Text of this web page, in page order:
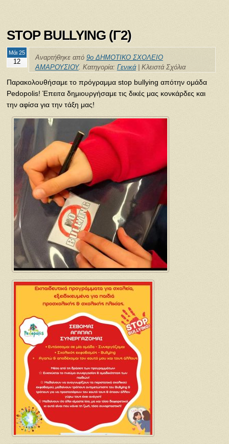
STOP BULLYING (Γ2)
Μάι 25
12
Αναρτήθηκε από 9ο ΔΗΜΟΤΙΚΟ ΣΧΟΛΕΙΟ
ΑΜΑΡΟΥΣΙΟΥ. Κατηγορία: Γενικά| Κλειστά Σχόλια
Παρακολουθήσαμε το πρόγραμμα stop bullying απότην ομάδα
Pedopolis! Έπειτα δημιουργήσαμε τις δικές μας κονκάρδες και
την αφίσα για την τάξη μας!